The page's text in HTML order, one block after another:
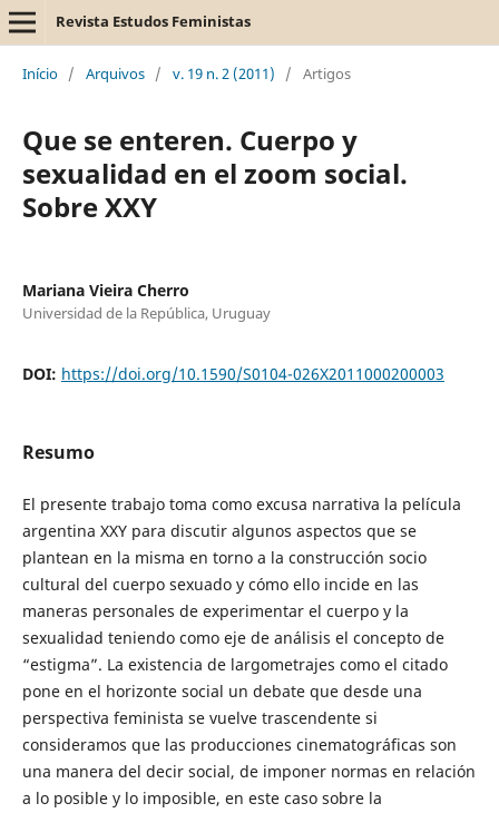
Revista Estudos Feministas
Início / Arquivos / v. 19 n. 2 (2011) / Artigos
Que se enteren. Cuerpo y
sexualidad en el zoom social.
Sobre XXY
Mariana Vieira Cherro
Universidad de la República, Uruguay
DOI: https://doi.org/10.1590/S0104-026X2011000200003
Resumo
El presente trabajo toma como excusa narrativa la película
argentina XXY para discutir algunos aspectos que se
plantean en la misma en torno a la construcción socio
cultural del cuerpo sexuado y cómo ello incide en las
maneras personales de experimentar el cuerpo y la
sexualidad teniendo como eje de análisis el concepto de
“estigma”. La existencia de largometrajes como el citado
pone en el horizonte social un debate que desde una
perspectiva feminista se vuelve trascendente si
consideramos que las producciones cinematográficas son
una manera del decir social, de imponer normas en relación
a lo posible y lo imposible, en este caso sobre la